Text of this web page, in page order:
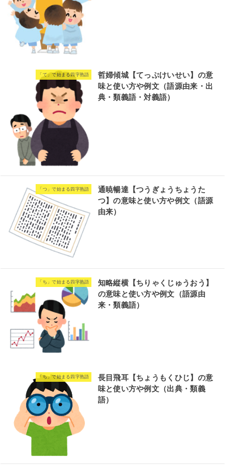
「て」で始まる四字熟語
哲婦傾城【てっぷけいせい】の意
味と使い方や例文（語源由来・出
典・類義語・対義語）
「つ」で始まる四字熟語
通暁暢達【つうぎょうちょうた
つ】の意味と使い方や例文（語源
由来）
「ち」で始まる四字熟語
知略縦横【ちりゃくじゅうおう】
の意味と使い方や例文（語源由
来・類義語）
「ち」で始まる四字熟語
長目飛耳【ちょうもくひじ】の意
味と使い方や例文（出典・類義
語）